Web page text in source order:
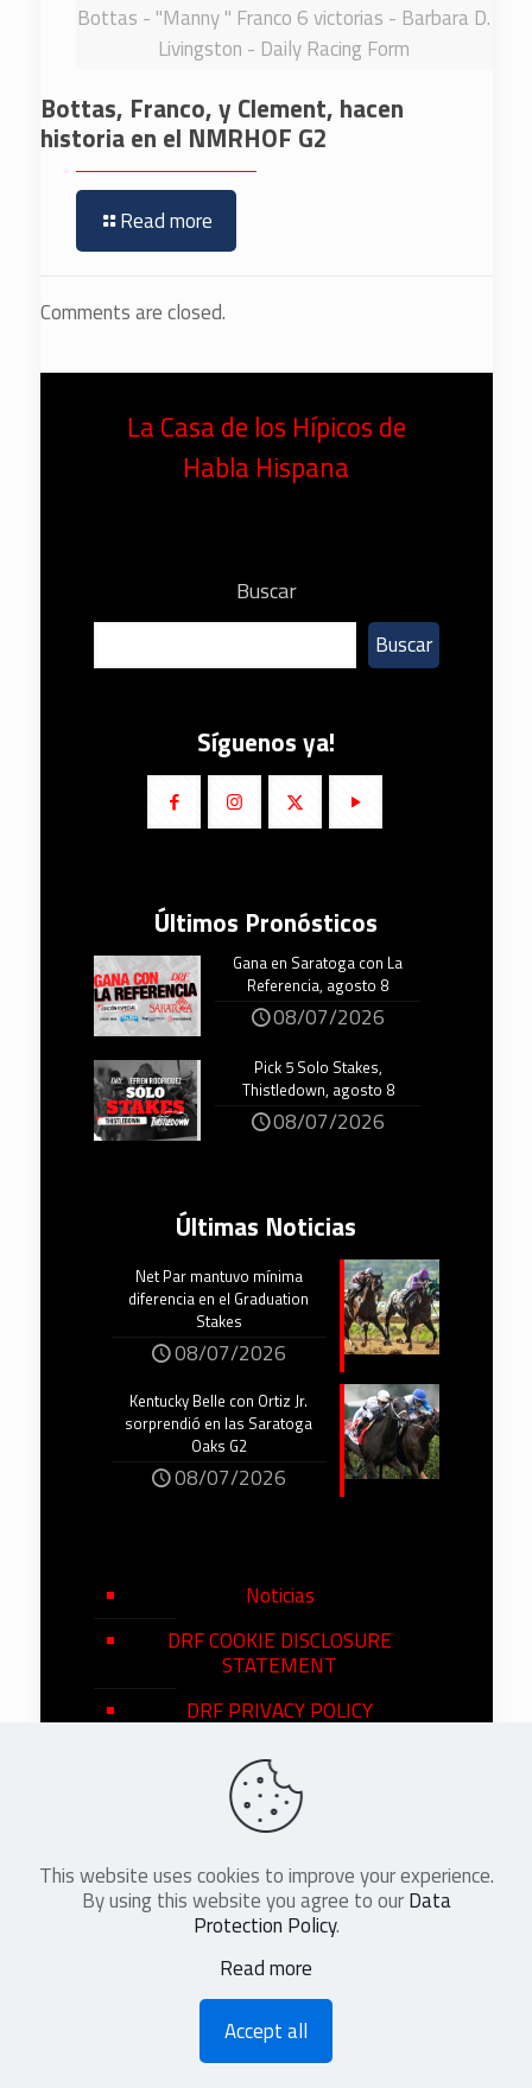
Bottas - "Manny " Franco 6 victorias - Barbara D.
Livingston - Daily Racing Form
Bottas, Franco, y Clement, hacen
historia en el NMRHOF G2
Read more
Comments are closed.
La Casa de los Hípicos de
Habla Hispana
Buscar
Buscar
Síguenos ya!
Últimos Pronósticos
Gana en Saratoga con La
Referencia, agosto 8
08/07/2026
Pick 5 Solo Stakes,
Thistledown, agosto 8
08/07/2026
Últimas Noticias
Net Par mantuvo mínima
diferencia en el Graduation
Stakes
08/07/2026
Kentucky Belle con Ortiz Jr.
sorprendió en las Saratoga
Oaks G2
08/07/2026
Noticias
DRF COOKIE DISCLOSURE
STATEMENT
DRF PRIVACY POLICY
©2026DRF en Español. All Rights
Reserved
This website uses cookies to improve your experience.
By using this website you agree to ourData
Protection Policy.
Read more
Accept all